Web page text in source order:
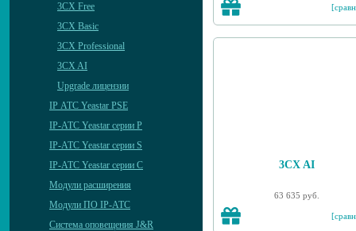
3CX Free
3CX Basic
3CX Professional
3CX AI
Upgrade лицензии
IP АТС Yeastar PSE
IP-АТС Yeastar серии P
IP-АТС Yeastar серии S
IP-АТС Yeastar серии C
Модули расширения
Модули ПО IP-АТС
Система оповещения J&R
3CX AI
63 635 руб.